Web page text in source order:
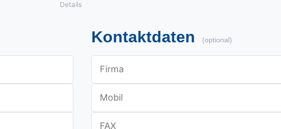
Details
Kontaktdaten (optional)